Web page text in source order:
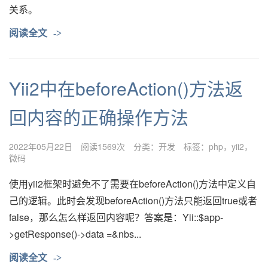
关系。
阅读全文 ->
Yii2中在beforeAction()方法返
回内容的正确操作方法
2022年05月22日 阅读1569次 分类： 开发 标签： php
yii2
微码
使用yii2框架时避免不了需要在beforeAction()方法中定义自
己的逻辑。此时会发现beforeAction()方法只能返回true或者
false，那么怎么样返回内容呢？答案是：Yii::$app-
>getResponse()->data =&nbs...
阅读全文 ->